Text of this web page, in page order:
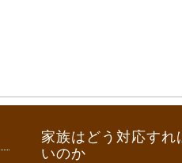
家族はどう対応すれ
いのか